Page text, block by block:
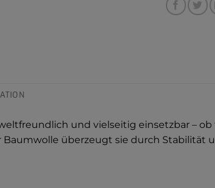
und vielseitig einsetzbar –
Baumwolle überzeugt sie durch Stabilität